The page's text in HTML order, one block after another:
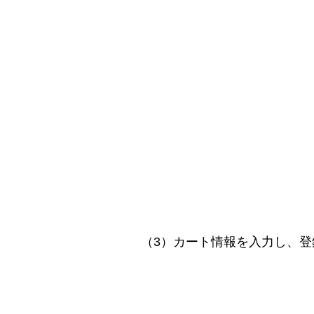
（3）カート情報を入力し、